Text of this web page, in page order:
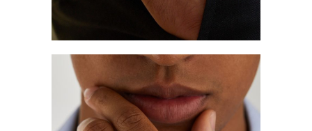
Bracciali
Anelli
Collane